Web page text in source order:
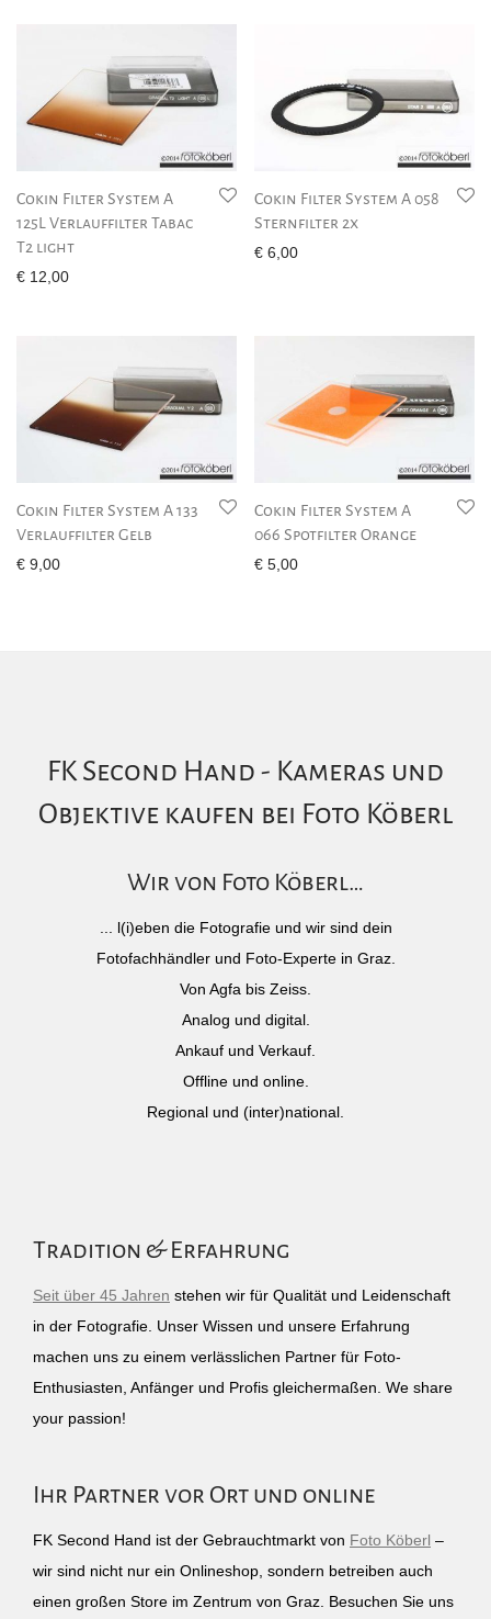
Cokin Filter System A
125L Verlauffilter Tabac
T2 light
€ 12,00
Cokin Filter System A 058
Sternfilter 2x
€ 6,00
Cokin Filter System A 133
Verlauffilter Gelb
€ 9,00
Cokin Filter System A
066 Spotfilter Orange
€ 5,00
FK Second Hand - Kameras und
Objektive kaufen bei Foto Köberl
Wir von Foto Köberl…
... l(i)eben die Fotografie und wir sind dein
Fotofachhändler und Foto-Experte in Graz.
Von Agfa bis Zeiss.
Analog und digital.
Ankauf und Verkauf.
Offline und online.
Regional und (inter)national.
Tradition & Erfahrung
Seit über 45 Jahren stehen wir für Qualität und Leidenschaft
in der Fotografie. Unser Wissen und unsere Erfahrung
machen uns zu einem verlässlichen Partner für Foto-
Enthusiasten, Anfänger und Profis gleichermaßen. We share
your passion!
Ihr Partner vor Ort und online
FK Second Hand ist der Gebrauchtmarkt von Foto Köberl –
wir sind nicht nur ein Onlineshop, sondern betreiben auch
einen großen Store im Zentrum von Graz. Besuchen Sie uns